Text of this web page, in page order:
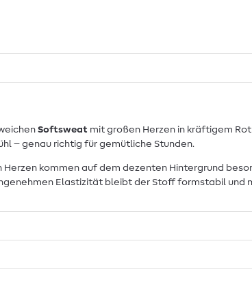
Softsweat mit großen Herzen in kräftigem
– genau richtig für gemütliche Stunden.
Herzen kommen auf dem dezenten Hintergrund
Elastizität bleibt der Stoff formstabil